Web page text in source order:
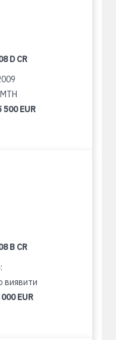
D CR
500 EUR
B CR
виявити
EUR